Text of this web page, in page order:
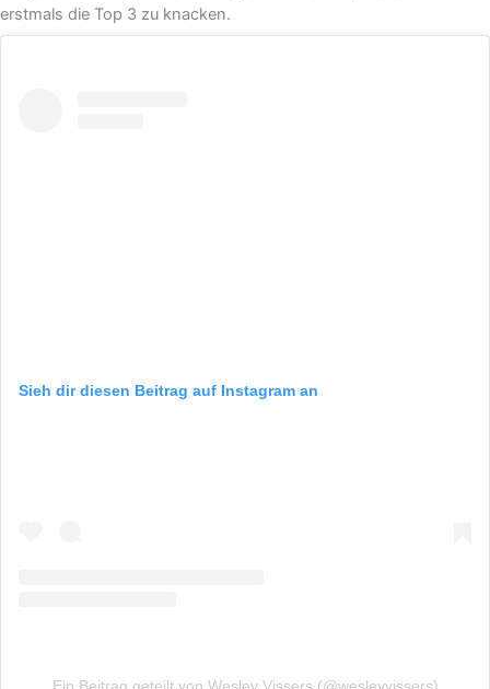
erstmals die Top 3 zu knacken.
Sieh dir diesen Beitrag auf Instagram an